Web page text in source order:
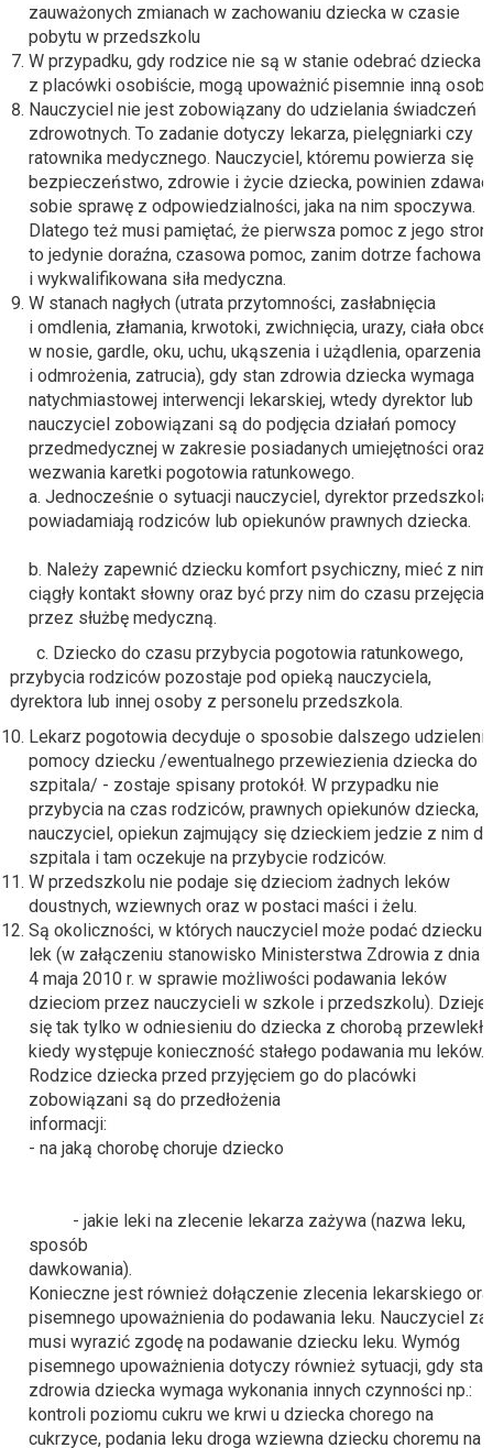
zauważonych zmianach w zachowaniu dziecka w czasie
pobytu w przedszkolu
W przypadku, gdy rodzice nie są w stanie odebrać dziecka
z placówki osobiście, mogą upoważnić pisemnie inną
Nauczyciel nie jest zobowiązany do udzielania świadczeń
zdrowotnych. To zadanie dotyczy lekarza, pielęgniarki czy
ratownika medycznego. Nauczyciel, któremu powierza się
bezpieczeństwo, zdrowie i życie dziecka, powinien zdawać
sobie sprawę z odpowiedzialności, jaka na nim spoczywa.
Dlatego też musi pamiętać, że pierwsza pomoc z jego
to jedynie doraźna, czasowa pomoc, zanim dotrze fachowa
i wykwalifikowana siła medyczna.
W stanach nagłych (utrata przytomności, zasłabnięcia
i omdlenia, złamania, krwotoki, zwichnięcia, urazy, ciała obce
w nosie, gardle, oku, uchu, ukąszenia i użądlenia, oparzenia
i odmrożenia, zatrucia), gdy stan zdrowia dziecka wymaga
natychmiastowej interwencji lekarskiej, wtedy dyrektor lub
nauczyciel zobowiązani są do podjęcia działań pomocy
przedmedycznej w zakresie posiadanych umiejętności oraz
wezwania karetki pogotowia ratunkowego.
a. Jednocześnie o sytuacji nauczyciel, dyrektor przedszkola
powiadamiają rodziców lub opiekunów prawnych dziecka.
b. Należy zapewnić dziecku komfort psychiczny, mieć z nim
ciągły kontakt słowny oraz być przy nim do czasu przejęcia
przez służbę medyczną.
c. Dziecko do czasu przybycia pogotowia ratunkowego,
przybycia rodziców pozostaje pod opieką nauczyciela,
dyrektora lub innej osoby z personelu przedszkola.
Lekarz pogotowia decyduje o sposobie dalszego udzielenia
pomocy dziecku /ewentualnego przewiezienia dziecka do
szpitala/ - zostaje spisany protokół. W przypadku nie
przybycia na czas rodziców, prawnych opiekunów dziecka,
nauczyciel, opiekun zajmujący się dzieckiem jedzie z nim do
szpitala i tam oczekuje na przybycie rodziców.
W przedszkolu nie podaje się dzieciom żadnych leków
doustnych, wziewnych oraz w postaci maści i żelu.
Są okoliczności, w których nauczyciel może podać dziecku
lek (w załączeniu stanowisko Ministerstwa Zdrowia z dnia
4 maja 2010 r. w sprawie możliwości podawania leków
dzieciom przez nauczycieli w szkole i przedszkolu). Dzieje
się tak tylko w odniesieniu do dziecka z chorobą
kiedy występuje konieczność stałego podawania mu leków.
Rodzice dziecka przed przyjęciem go do placówki
zobowiązani są do przedłożenia
- na jaką chorobę choruje
- jakie leki na zlecenie lekarza zażywa (nazwa leku,
sposób
Konieczne jest również dołączenie zlecenia lekarskiego
pisemnego upoważnienia do podawania leku. Nauczyciel
musi wyrazić zgodę na podawanie dziecku leku. Wymóg
pisemnego upoważnienia dotyczy również sytuacji, gdy stan
zdrowia dziecka wymaga wykonania innych czynności np.:
kontroli poziomu cukru we krwi u dziecka chorego na
cukrzyce, podania leku droga wziewna dziecku choremu na